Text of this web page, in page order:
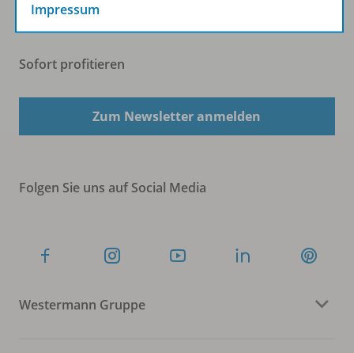
Sofort profitieren
Zum Newsletter anmelden
Folgen Sie uns auf Social Media
Westermann Gruppe
Impressum